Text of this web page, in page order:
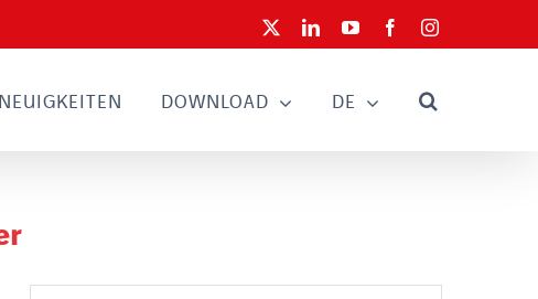
LinkedInYouTubeFacebookInstagram
NEUIGKEITEN DOWNLOAD DE